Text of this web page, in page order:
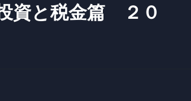
資と税金篇 ２０